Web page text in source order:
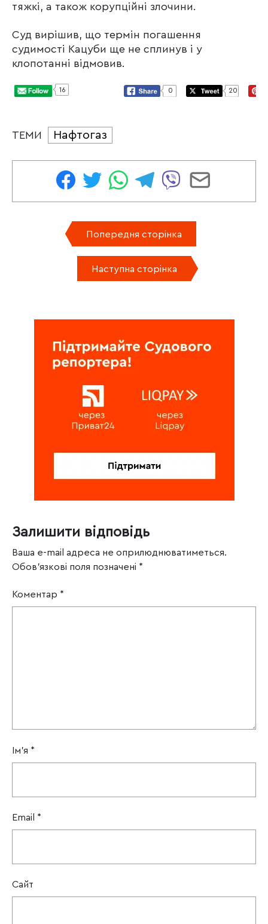
тяжкі, а також корупційні злочини.
Суд вирішив, що термін погашення
судимості Кацуби ще не сплинув і у
клопотанні відмовив.
16 0 20
ТЕМИ Нафтогаз
Попередня сторінка
Наступна сторінка
Залишити відповідь
Ваша e-mail адреса не оприлюднюватиметься.
Обов’язкові поля позначені *
Коментар *
Ім'я *
Email *
Сайт